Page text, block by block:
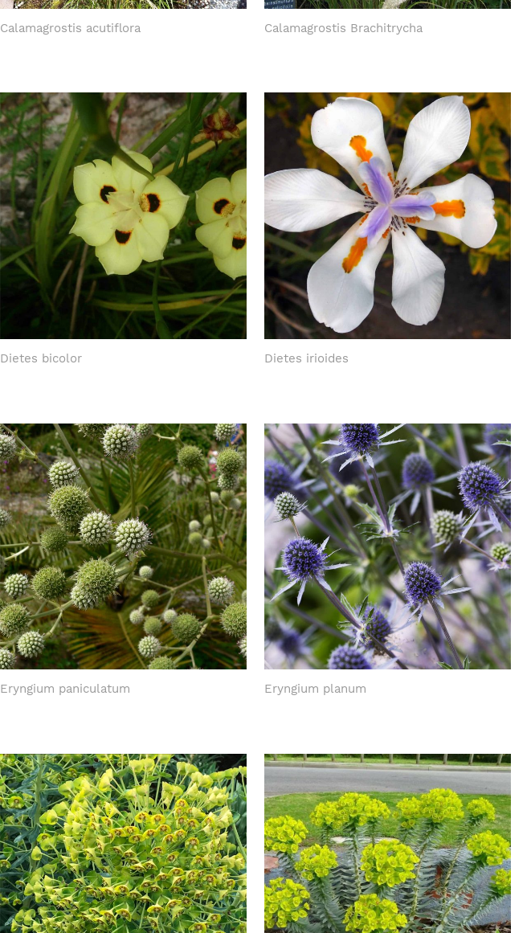
Calamagrostis acutiflora Calamagrostis Brachitrycha
Dietes bicolor Dietes irioides
Eryngium paniculatum Eryngium planum